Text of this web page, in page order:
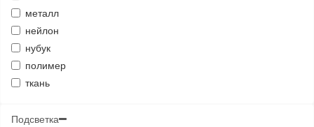
металл
нейлон
нубук
полимер
ткань
Подсветка